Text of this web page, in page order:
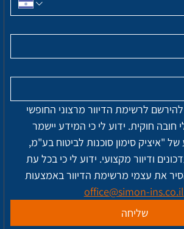
office@simon-ins.co.il
שליחה